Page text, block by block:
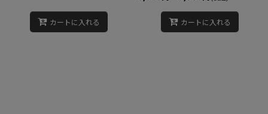
カートに入れる カートに入れる